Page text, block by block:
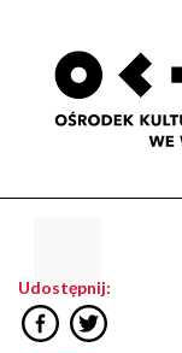
Udostępnij: